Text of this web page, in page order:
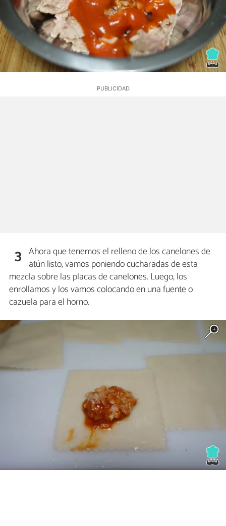
3 Ahora que tenemos el relleno de los canelones de
atún listo, vamos poniendo cucharadas de esta
mezcla sobre las placas de canelones. Luego, los
enrollamos y los vamos colocando en una fuente o
cazuela para el horno.